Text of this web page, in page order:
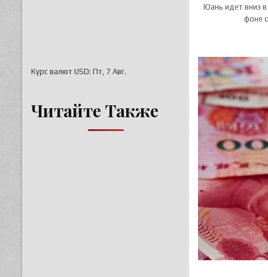
Юань идет вниз
фоне
Курс валют USD: Пт, 7 Авг.
Читайте Также